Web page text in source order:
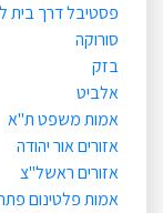
פסטיבל דרך בית לחם
סורוקה
בזק
אלביט
אמות משפט ת"א
אזורים אור יהודה
אזורים ראשל"צ
אמות פלטינום